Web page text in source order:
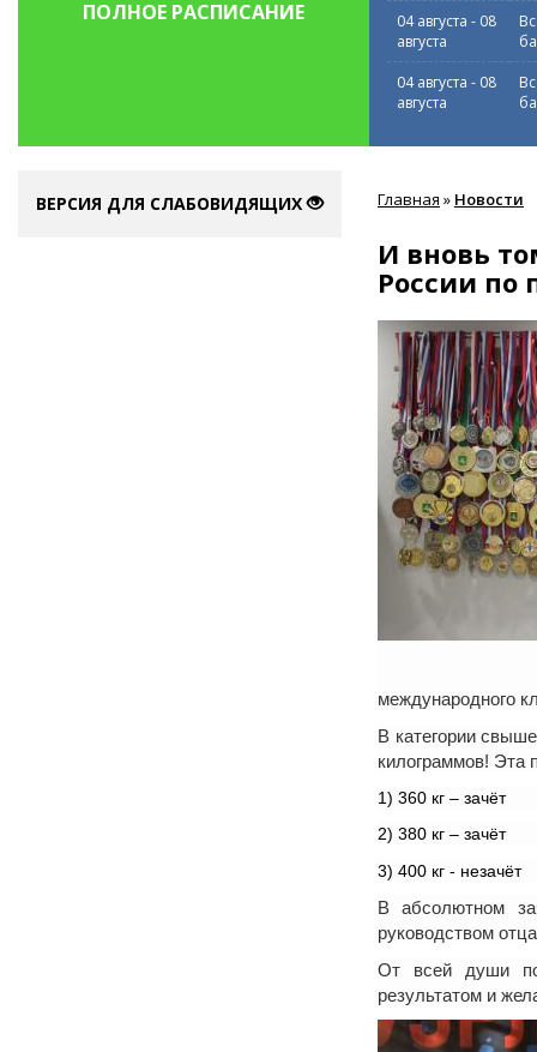
ПОЛНОЕ РАСПИСАНИЕ
04 августа - 08
августа
04 августа - 08
августа
ВЕРСИЯ ДЛЯ СЛАБОВИДЯЩИХ здесь
Главная » Новости
И вновь
России по
международного
В категории
килограммов! Эта
1) 360 кг – зачёт
2) 380 кг – зачёт
3) 400 кг - незачёт
В абсолютном
руководством
От всей души
результатом и